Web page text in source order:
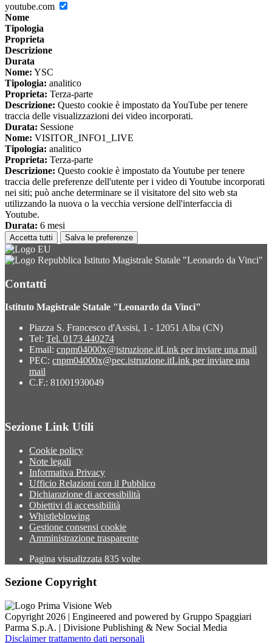
youtube.com
Nome
Tipologia
Proprieta
Descrizione
Durata
Nome: YSC
Tipologia: analitico
Proprieta: Terza-parte
Descrizione: Questo cookie è impostato da YouTube per tenere
traccia delle visualizzazioni dei video incorporati.
Durata: Sessione
Nome: VISITOR_INFO1_LIVE
Tipologia: analitico
Proprieta: Terza-parte
Descrizione: Questo cookie è impostato da Youtube per tenere
traccia delle preferenze dell'utente per i video di Youtube incorporati
nei siti; può anche determinare se il visitatore del sito web sta
utilizzando la nuova o la vecchia versione dell'interfaccia di
Youtube.
Durata: 6 mesi
Accetta tutti Salva le preferenze
Istituto Magistrale Statale "Leonardo da Vinci"
Contatti
Istituto Magistrale Statale "Leonardo da Vinci"
Piazza S. Francesco d'Assisi, 1 - 12051 Alba (CN)
Tel: Tel. 0173 440274
Email: cnpm04000x@istruzione.itLink per inviare una mail
PEC: cnpm04000x@pec.istruzione.itLink per inviare una
mail
C.F.: 81001930049
Sezione Link Utili
Cookie policy
Note legali
Informativa Privacy
Ufficio Relazioni con il Pubblico
Dichiarazione di accessibilità
Obiettivi di accessibilità
Whistleblowing
Gestione consensi cookie
Amministrazione trasparente
Pagina visualizzata 835 volte
Sezione Copyright
Copyright 2026 | Engineered and powered by Gruppo Spaggiari
Parma S.p.A. | Divisione Publishing & New Social Media
Disclaimer trattamento dati personali